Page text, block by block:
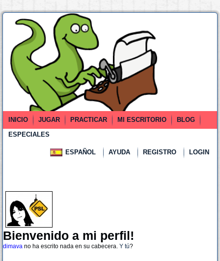
INICIO JUGAR PRACTICAR MI ESCRITORIO
BLOG
ESPECIALES
ESPAÑOL AYUDA REGISTRO LOGIN
Bienvenido a mi perfil!
dimava no ha escrito nada en su cabecera. Y tú?